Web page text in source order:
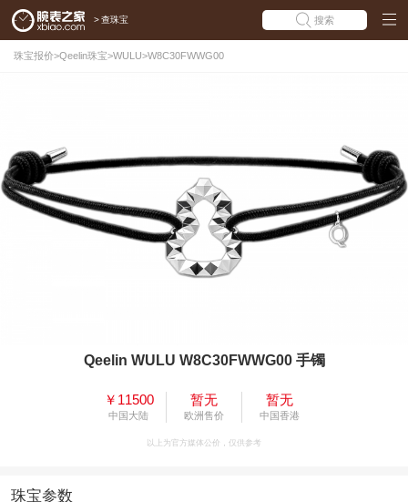
> 查珠宝 搜索
珠宝报价>Qeelin珠宝>WULU>W8C30FWWG00
Qeelin WULU W8C30FWWG00 手镯
￥11500
中国大陆
暂无
欧洲售价
暂无
中国香港
以上为官方媒体公价，仅供参考
珠宝参数